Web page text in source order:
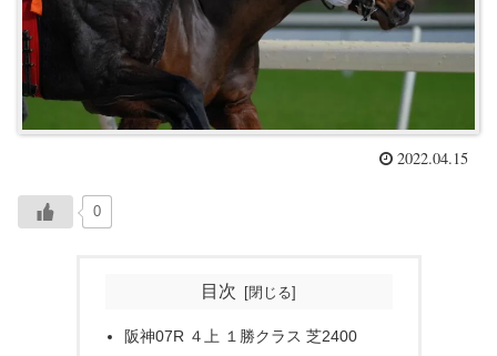
2022.04.15
0
目次
阪神07R ４上 １勝クラス 芝2400